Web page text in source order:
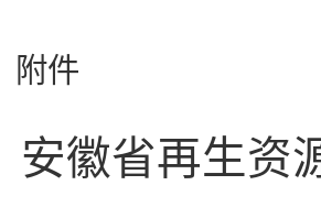
附件
安徽省再生资